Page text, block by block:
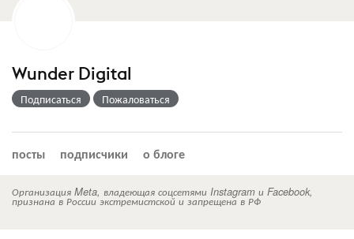
Wunder Digital
Подписаться Пожаловаться
посты подписчики о блоге
Организация Meta, владеющая соцсетями Instagram и Facebook,
признана в России экстремистской и запрещена в РФ